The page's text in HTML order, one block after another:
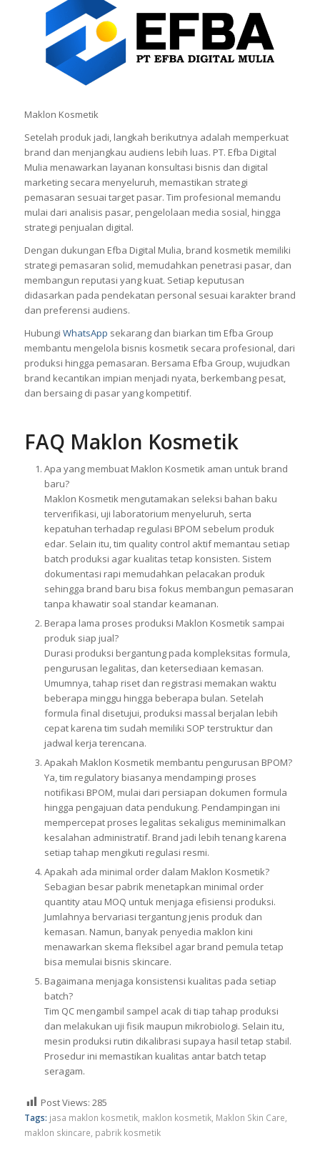
Maklon Kosmetik
Setelah produk jadi, langkah berikutnya adalah memperkuat
brand dan menjangkau audiens lebih luas. PT. Efba Digital
Mulia menawarkan layanan konsultasi bisnis dan digital
marketing secara menyeluruh, memastikan strategi
pemasaran sesuai target pasar. Tim profesional memandu
mulai dari analisis pasar, pengelolaan media sosial, hingga
strategi penjualan digital.
Dengan dukungan Efba Digital Mulia, brand kosmetik memiliki
strategi pemasaran solid, memudahkan penetrasi pasar, dan
membangun reputasi yang kuat. Setiap keputusan
didasarkan pada pendekatan personal sesuai karakter brand
dan preferensi audiens.
Hubungi WhatsApp sekarang dan biarkan tim Efba Group
membantu mengelola bisnis kosmetik secara profesional, dari
produksi hingga pemasaran. Bersama Efba Group, wujudkan
brand kecantikan impian menjadi nyata, berkembang pesat,
dan bersaing di pasar yang kompetitif.
FAQ Maklon Kosmetik
Apa yang membuat Maklon Kosmetik aman untuk brand
baru?
Maklon Kosmetik mengutamakan seleksi bahan baku
terverifikasi, uji laboratorium menyeluruh, serta
kepatuhan terhadap regulasi BPOM sebelum produk
edar. Selain itu, tim quality control aktif memantau setiap
batch produksi agar kualitas tetap konsisten. Sistem
dokumentasi rapi memudahkan pelacakan produk
sehingga brand baru bisa fokus membangun pemasaran
tanpa khawatir soal standar keamanan.
Berapa lama proses produksi Maklon Kosmetik sampai
produk siap jual?
Durasi produksi bergantung pada kompleksitas formula,
pengurusan legalitas, dan ketersediaan kemasan.
Umumnya, tahap riset dan registrasi memakan waktu
beberapa minggu hingga beberapa bulan. Setelah
formula final disetujui, produksi massal berjalan lebih
cepat karena tim sudah memiliki SOP terstruktur dan
jadwal kerja terencana.
Apakah Maklon Kosmetik membantu pengurusan BPOM?
Ya, tim regulatory biasanya mendampingi proses
notifikasi BPOM, mulai dari persiapan dokumen formula
hingga pengajuan data pendukung. Pendampingan ini
mempercepat proses legalitas sekaligus meminimalkan
kesalahan administratif. Brand jadi lebih tenang karena
setiap tahap mengikuti regulasi resmi.
Apakah ada minimal order dalam Maklon Kosmetik?
Sebagian besar pabrik menetapkan minimal order
quantity atau MOQ untuk menjaga efisiensi produksi.
Jumlahnya bervariasi tergantung jenis produk dan
kemasan. Namun, banyak penyedia maklon kini
menawarkan skema fleksibel agar brand pemula tetap
bisa memulai bisnis skincare.
Bagaimana menjaga konsistensi kualitas pada setiap
batch?
Tim QC mengambil sampel acak di tiap tahap produksi
dan melakukan uji fisik maupun mikrobiologi. Selain itu,
mesin produksi rutin dikalibrasi supaya hasil tetap stabil.
Prosedur ini memastikan kualitas antar batch tetap
seragam.
Post Views: 285
Tags: jasa maklon kosmetik, maklon kosmetik, Maklon Skin Care,
maklon skincare, pabrik kosmetik